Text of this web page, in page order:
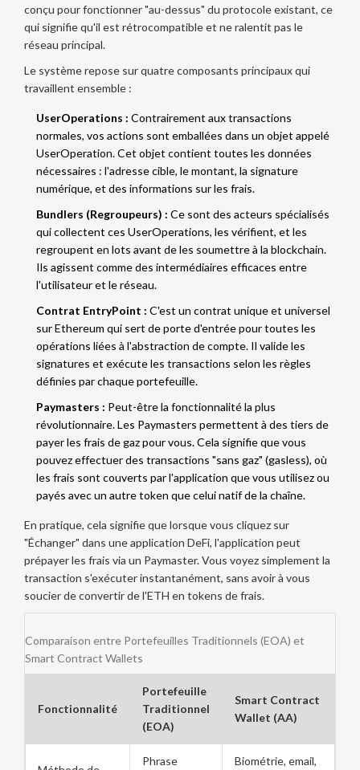
conçu pour fonctionner "au-dessus" du protocole existant, ce
qui signifie qu'il est rétrocompatible et ne ralentit pas le
réseau principal.
Le système repose sur quatre composants principaux qui
travaillent ensemble :
UserOperations : Contrairement aux transactions
normales, vos actions sont emballées dans un objet appelé
UserOperation. Cet objet contient toutes les données
nécessaires : l'adresse cible, le montant, la signature
numérique, et des informations sur les frais.
Bundlers (Regroupeurs) : Ce sont des acteurs spécialisés
qui collectent ces UserOperations, les vérifient, et les
regroupent en lots avant de les soumettre à la blockchain.
Ils agissent comme des intermédiaires efficaces entre
l'utilisateur et le réseau.
Contrat EntryPoint : C'est un contrat unique et universel
sur Ethereum qui sert de porte d'entrée pour toutes les
opérations liées à l'abstraction de compte. Il valide les
signatures et exécute les transactions selon les règles
définies par chaque portefeuille.
Paymasters : Peut-être la fonctionnalité la plus
révolutionnaire. Les Paymasters permettent à des tiers de
payer les frais de gaz pour vous. Cela signifie que vous
pouvez effectuer des transactions "sans gaz" (gasless), où
les frais sont couverts par l'application que vous utilisez ou
payés avec un autre token que celui natif de la chaîne.
En pratique, cela signifie que lorsque vous cliquez sur
"Échanger" dans une application DeFi, l'application peut
prépayer les frais via un Paymaster. Vous voyez simplement la
transaction s'exécuter instantanément, sans avoir à vous
soucier de convertir de l'ETH en tokens de frais.
Comparaison entre Portefeuilles Traditionnels (EOA) et
Smart Contract Wallets
Fonctionnalité
Portefeuille
Traditionnel
(EOA)
Smart Contract
Wallet (AA)
Phrase Biométrie, email,